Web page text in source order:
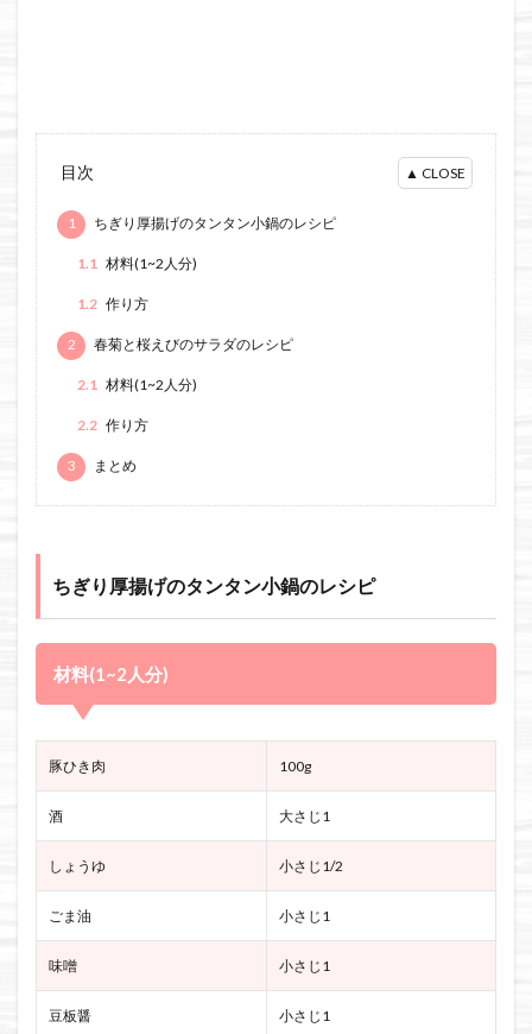
目次
1 ちぎり厚揚げのタンタン小鍋のレシピ
1.1 材料(1~2人分)
1.2 作り方
2 春菊と桜えびのサラダのレシピ
2.1 材料(1~2人分)
2.2 作り方
3 まとめ
ちぎり厚揚げのタンタン小鍋のレシピ
材料(1~2人分)
豚ひき肉 100g
酒 大さじ1
しょうゆ 小さじ1/2
ごま油 小さじ1
味噌 小さじ1
豆板醤 小さじ1